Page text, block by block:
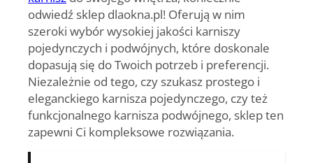
odwiedź sklep dlaokna.pl! Oferują w nim
szeroki wybór wysokiej jakości karniszy
pojedynczych i podwójnych, które doskonale
dopasują się do Twoich potrzeb i preferencji.
Niezależnie od tego, czy szukasz prostego i
eleganckiego karnisza pojedynczego, czy też
funkcjonalnego karnisza podwójnego, sklep ten
zapewni Ci kompleksowe rozwiązania.